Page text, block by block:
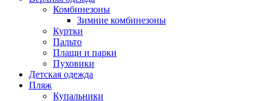
Комбинезоны
Зимние комбинезоны
Куртки
Пальто
Плащи и парки
Пуховики
Детская одежда
Пляж
Купальники